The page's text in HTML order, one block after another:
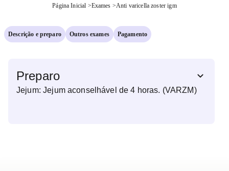
Página Inicial >Exames >Anti varicella zoster igm
Descrição e preparo Outros exames Pagamento
Preparo
Jejum: Jejum aconselhável de 4 horas. (VARZM)